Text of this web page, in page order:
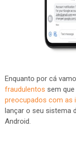
Enquanto por cá
fraudulentos sem
preocupados com as
lançar o seu sistema
Android.